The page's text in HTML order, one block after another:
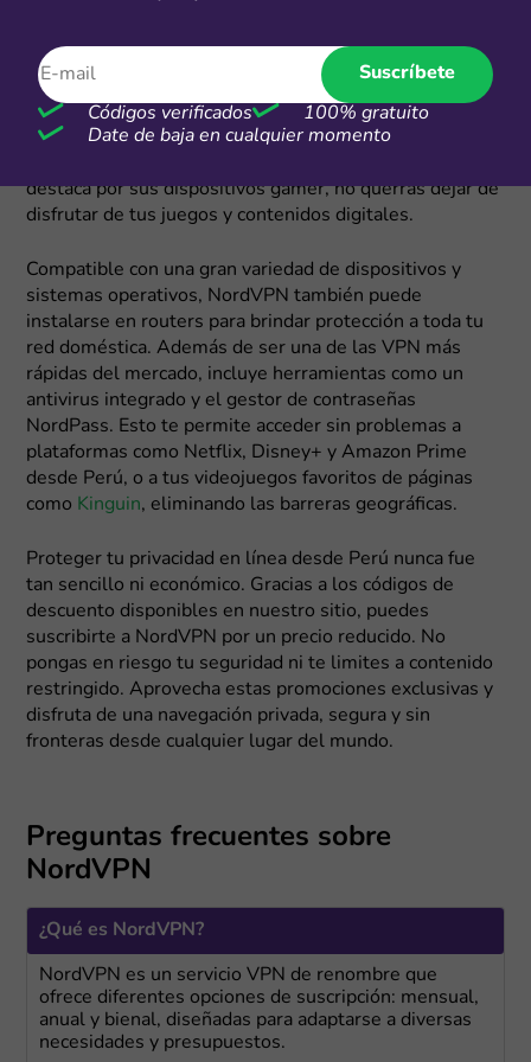
dirección IP real. Este proceso no solo garantiza una
a contenido limitado por región desde Perú. Ya sea para
proteger tus dispositivos, tus datos personales o
disfrutar de plataformas internacionales, NordVPN es la
solución ideal para una experiencia segura y sin
destaca por sus dispositivos gamer, no querrás dejar de
disfrutar de tus juegos y contenidos digitales.
Compatible con una gran variedad de dispositivos y
sistemas operativos, NordVPN también puede
instalarse en routers para brindar protección a toda tu
red doméstica. Además de ser una de las VPN más
rápidas del mercado, incluye herramientas como un
antivirus integrado y el gestor de contraseñas
NordPass. Esto te permite acceder sin problemas a
plataformas como Netflix, Disney+ y Amazon Prime
desde Perú, o a tus videojuegos favoritos de páginas
como Kinguin, eliminando las barreras geográficas.
Proteger tu privacidad en línea desde Perú nunca fue
tan sencillo ni económico. Gracias a los códigos de
descuento disponibles en nuestro sitio, puedes
suscribirte a NordVPN por un precio reducido. No
pongas en riesgo tu seguridad ni te limites a contenido
restringido. Aprovecha estas promociones exclusivas y
disfruta de una navegación privada, segura y sin
fronteras desde cualquier lugar del mundo.
Preguntas frecuentes sobre
NordVPN
¿Qué es NordVPN?
NordVPN es un servicio VPN de renombre que
ofrece diferentes opciones de suscripción: mensual,
anual y bienal, diseñadas para adaptarse a diversas
necesidades y presupuestos.
Suscríbete
Códigos verificados
100% gratuito
Date de baja en cualquier momento